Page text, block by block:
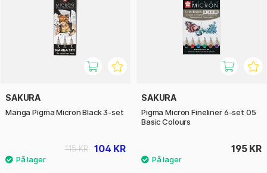
SAKURA
Manga Pigma Micron Black 3-set
104 KR
115 KR
SAKURA
Pigma Micron Fineliner 6-set 05
Basic Colours
195 KR